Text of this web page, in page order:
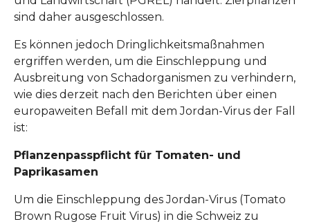
sind daher ausgeschlossen.
Es können jedoch Dringlichkeitsmaßnahmen
ergriffen werden, um die Einschleppung und
Ausbreitung von Schadorganismen zu verhindern,
wie dies derzeit nach den Berichten über einen
europaweiten Befall mit dem Jordan-Virus der Fall
ist:
Pflanzenpasspflicht für Tomaten- und
Paprikasamen
Um die Einschleppung des Jordan-Virus (Tomato
Brown Rugose Fruit Virus) in die Schweiz zu